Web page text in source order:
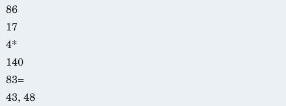
86
17
4*
140
83=
43, 48